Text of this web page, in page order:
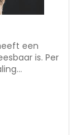
een
is. Per
•
(met